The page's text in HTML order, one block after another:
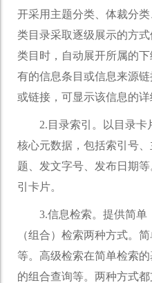
开采用主题分类、体裁分
类目录采取逐级展示的方
类目时，自动展开所属的
有的信息条目或信息来源
或链接，可显示该信息的详
2.目录索引。以目录
核心元数据，包括索引号
题、发文字号、发布日期
引卡片。
3.信息检索。提供简单
（组合）检索两种方式。
等。高级检索在简单检索
的组合查询等。两种方式